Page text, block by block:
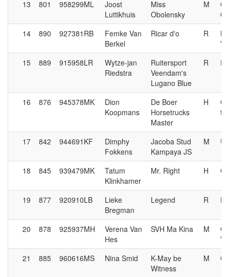
13 801 958299ML
Joost
Luttikhuis
Miss
Obolensky
M
14
890 927381RB
Femke Van
Berkel
Ricar d'o R
15
889 915958LR
Wytze-jan
Riedstra
Ruitersport
Veendam's
Lugano Blue
R
16 876 945378MK
Dion
Koopmans
De Boer
Horsetrucks
Master
H
tn
17 842 944691KF
Dimphy
Fokkens
Jacoba Stud
Kampaya JS
M
18 845 939479MK
Tatum
Klinkhamer
Mr. Right H
19 877 920910LB
Lieke
Bregman
Legend R
20 878 925937MH
Verena Van
Hes
SVH Ma Kina M
21
885 960616MS Nina Smid
K-May be
Witness
M